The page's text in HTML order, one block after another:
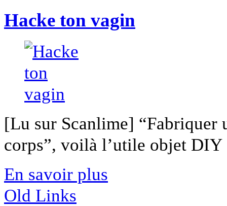
Hacke ton vagin
[Lu sur Scanlime] “Fabriquer
corps”, voilà l’utile objet
En savoir plus
Old Links